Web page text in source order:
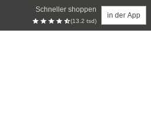
Schneller shoppen
(13.2 tsd)
in der App